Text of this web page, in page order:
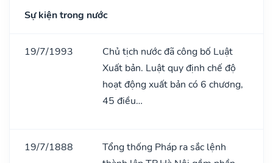
Sự kiện trong nước
19/7/1993
Chủ tịch nước đã công bố Luật
Xuất bản. Luật quy định chế độ
hoạt động xuất bản có 6 chương,
45 điều…
19/7/1888
Tổng thống Pháp ra sắc lệnh